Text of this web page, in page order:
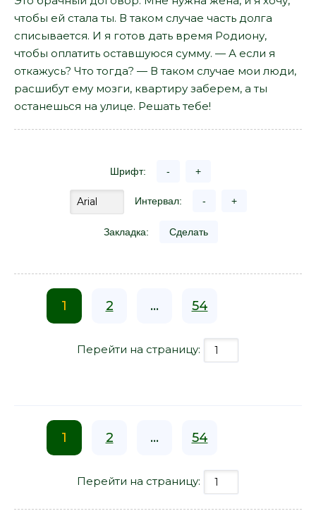
чтобы ей стала ты. В таком случае часть долга
списывается. И я готов дать время Родиону,
чтобы оплатить оставшуюся сумму. — А если я
откажусь? Что тогда? — В таком случае мои люди,
расшибут ему мозги, квартиру заберем, а ты
останешься на улице. Решать тебе!
Шрифт: - +
Интервал: - +
Закладка: Сделать
1 2 ... 54
Перейти на страницу:
1 2 ... 54
Перейти на страницу: